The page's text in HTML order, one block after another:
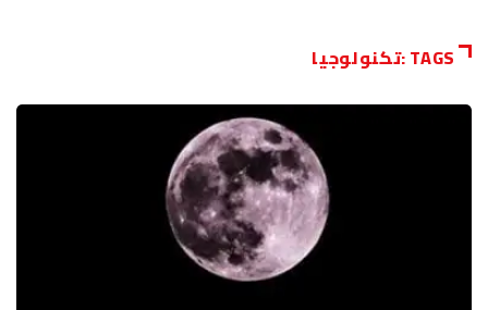
TAGS :تكنولوجيا